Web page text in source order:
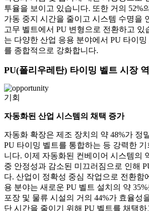
투율을 보이고 있습니다. 또한 거의 52%
가동 중지 시간을 줄이고 시스템 수명을
고무 벨트에서 PU 변형으로 전환하고 있
는 다양한 산업 응용 분야에서 PU 타이
를 종합적으로 강화합니다.
PU(폴리우레탄) 타이밍 벨트 시장
기회
자동화된 산업 시스템의 채택 증가
자동화 확장은 제조 장치의 약 48%가 정
PU 타이밍 벨트를 통합하는 등 강력한
니다. 이제 자동화된 컨베이어 시스템의
중 안정성과 감소된 미끄러짐으로 인해
다. 산업이 정확성 중심 작업으로 전환함
용 분야는 새로운 PU 벨트 설치의 약
포장 및 물류 시설의 거의 44%가 효율성
단 시간을 줄이기 위해 PU 벨트를 채택